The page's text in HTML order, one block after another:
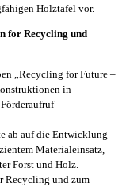
Holztafel vor.
for Recycling und
„Recycling for Future –
in
ab auf die Entwicklung
Materialeinsatz,
Forst und Holz.
Recycling und zum